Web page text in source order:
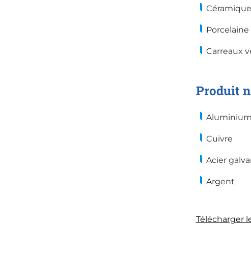
Carreaux
Produit
Aluminium
Cuivre
Acier
Argent
Télécharger